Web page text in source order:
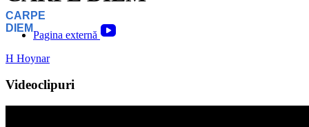
CARPE
DIEM
Pagina externă
H Hoynar
Videoclipuri